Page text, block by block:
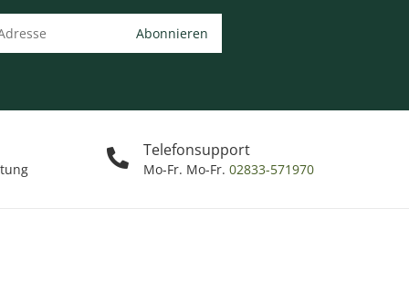
Telefonsupport
Mo-Fr. Mo-Fr. 02833-571970
Abonnieren